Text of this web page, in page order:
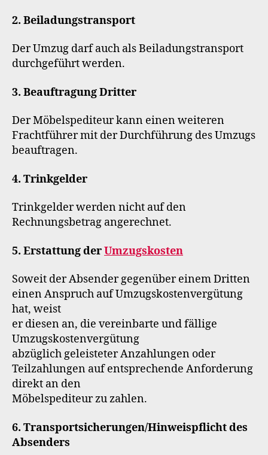
2. Beiladungstransport
Der Umzug darf auch als Beiladungstransport
durchgeführt werden.
3. Beauftragung Dritter
Der Möbelspediteur kann einen weiteren
Frachtführer mit der Durchführung des Umzugs
beauftragen.
4. Trinkgelder
Trinkgelder werden nicht auf den
Rechnungsbetrag angerechnet.
5. Erstattung derUmzugskosten
Soweit der Absender gegenüber einem Dritten
einen Anspruch auf Umzugskostenvergütung
hat, weist
er diesen an, die vereinbarte und fällige
Umzugskostenvergütung
abzüglich geleisteter Anzahlungen oder
Teilzahlungen auf entsprechende Anforderung
direkt an den
Möbelspediteur zu zahlen.
6. Transportsicherungen/Hinweispflicht des
Absenders